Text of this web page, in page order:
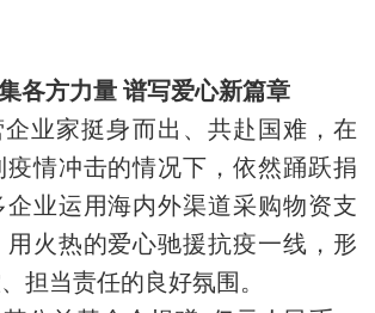
各方力量 谱写爱心新篇章
业家挺身而出、共赴国难，在
疫情冲击的情况下，依然踊跃捐
业运用海内外渠道采购物资支
火热的爱心驰援抗疫一线，形
担当责任的良好氛围。